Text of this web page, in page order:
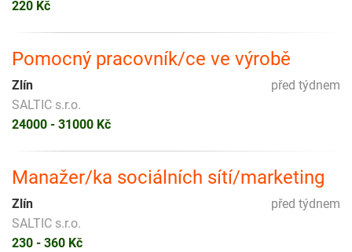
220 Kč
Pomocný pracovník/ce ve výrobě
před týdnem
Zlín
SALTIC s.r.o.
24000 - 31000 Kč
Manažer/ka sociálních sítí/marketing
před týdnem
Zlín
SALTIC s.r.o.
230 - 360 Kč